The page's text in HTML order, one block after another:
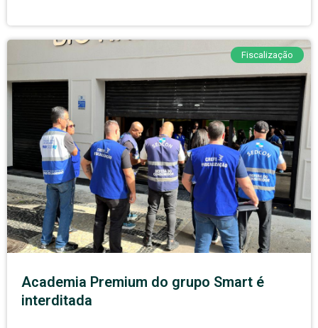
Fiscalização
Academia Premium do grupo Smart é
interditada